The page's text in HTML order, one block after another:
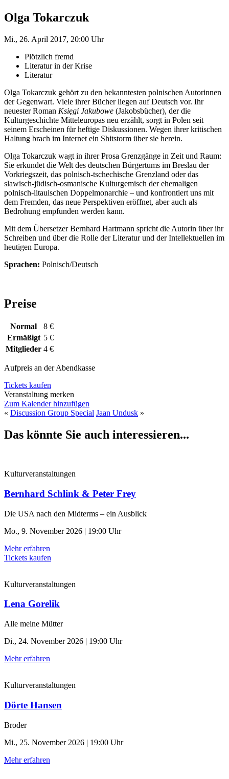
Olga Tokarczuk
Mi., 26. April 2017, 20:00 Uhr
Plötzlich fremd
Literatur in der Krise
Literatur
Olga Tokarczuk gehört zu den bekanntesten polnischen Autorinnen
der Gegenwart. Viele ihrer Bücher liegen auf Deutsch vor. Ihr
neuester Roman Księgi Jakubowe (Jakobsbücher), der die
Kulturgeschichte Mitteleuropas neu erzählt, sorgt in Polen seit
seinem Erscheinen für heftige Diskussionen. Wegen ihrer kritischen
Haltung brach im Internet ein Shitstorm über sie herein.
Olga Tokarczuk wagt in ihrer Prosa Grenzgänge in Zeit und Raum:
Sie erkundet die Welt des deutschen Bürgertums im Breslau der
Vorkriegszeit, das polnisch-tschechische Grenzland oder das
slawisch-jüdisch-osmanische Kulturgemisch der ehemaligen
polnisch-litauischen Doppelmonarchie – und konfrontiert uns mit
dem Fremden, das neue Perspektiven eröffnet, aber auch als
Bedrohung empfunden werden kann.
Mit dem Übersetzer Bernhard Hartmann spricht die Autorin über ihr
Schreiben und über die Rolle der Literatur und der Intellektuellen im
heutigen Europa.
Sprachen: Polnisch/Deutsch
Preise
Normal
8 €
Ermäßigt 5 €
Mitglieder 4 €
Aufpreis an der Abendkasse
Tickets kaufen
Veranstaltung merken
Zum Kalender hinzufügen
« Discussion Group Special Jaan Undusk »
Das könnte Sie auch interessieren...
Kulturveranstaltungen
Bernhard Schlink & Peter Frey
Die USA nach den Midterms – ein Ausblick
Mo., 9. November 2026 | 19:00 Uhr
Mehr erfahren
Tickets kaufen
Kulturveranstaltungen
Lena Gorelik
Alle meine Mütter
Di., 24. November 2026 | 19:00 Uhr
Mehr erfahren
Kulturveranstaltungen
Dörte Hansen
Broder
Mi., 25. November 2026 | 19:00 Uhr
Mehr erfahren